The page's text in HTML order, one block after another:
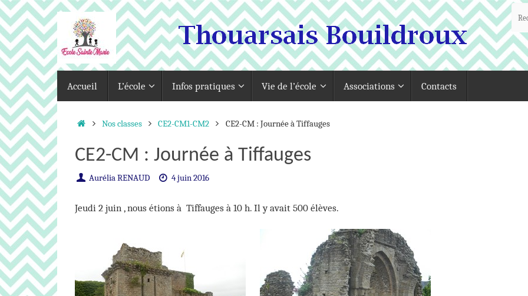
Passer
au
contenu
au
contenu
Accueil L’école Infos pratiques Vie de l’école Associations Contacts
AccueilNos classes CE2-CM1-CM2 CE2-CM : Journée à Tiffauges
CE2-CM : Journée à Tiffauges
Aurélia RENAUD 4 juin 2016
Jeudi 2 juin , nous étions à Tiffauges à 10 h. Il y avait 500 élèves.